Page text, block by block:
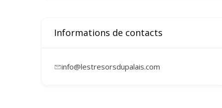
Informations de contacts
info@lestresorsdupalais.com